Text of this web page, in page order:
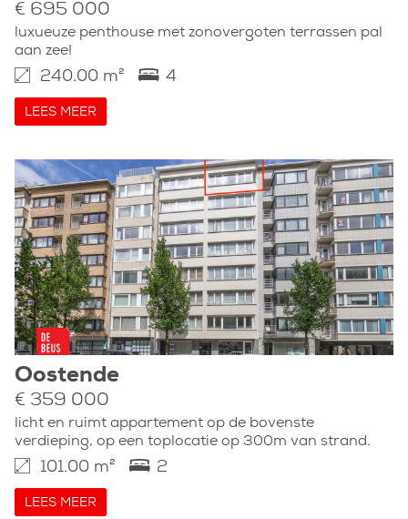
€ 695 000
luxueuze penthouse met zonovergoten terrassen pal
aan zee!
240.00 m² 4
LEES MEER
Oostende
€ 359 000
licht en ruimt appartement op de bovenste
verdieping, op een toplocatie op 300m van strand.
101.00 m² 2
LEES MEER